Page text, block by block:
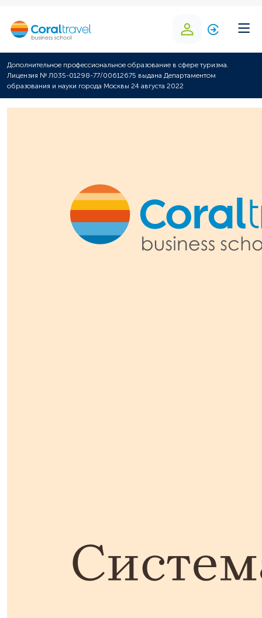
Дополнительное профессиональное образование в сфере туризма.
Лицензия № Л035-01298-77/00612675 выдана Департаментом
образования и науки города Москвы 24 августа 2022